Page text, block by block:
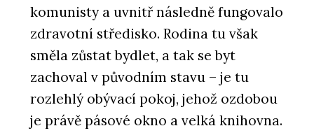
komunisty a uvnitř následně fungovalo
zdravotní středisko. Rodina tu však
směla zůstat bydlet, a tak se byt
zachoval v původním stavu – je tu
rozlehlý obývací pokoj, jehož ozdobou
je právě pásové okno a velká knihovna.